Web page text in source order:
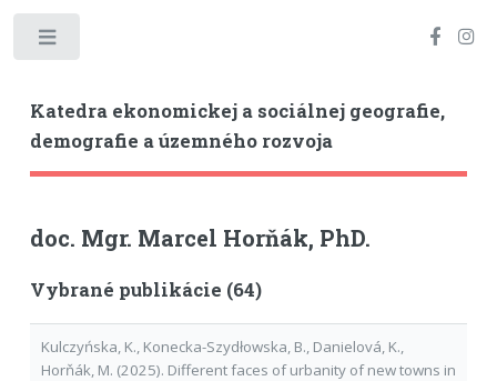
Katedra ekonomickej a sociálnej geografie,
demografie a územného rozvoja
doc. Mgr. Marcel Horňák, PhD.
Vybrané publikácie (64)
Kulczyńska, K., Konecka-Szydłowska, B., Danielová, K.,
Horňák, M. (2025). Different faces of urbanity of new towns in